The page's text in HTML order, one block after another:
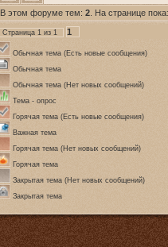
В этом форуме тем: 2 . На странице
Страница 1 из 1 1
Обычная тема (Есть новые сообщения)
Обычная тема
Обычная тема (Нет новых сообщений)
Тема - опрос
Горячая тема (Есть новые сообщения)
Важная тема
Горячая тема (Нет новых сообщений)
Горячая тема
Закрытая тема (Нет новых сообщений)
Закрытая тема